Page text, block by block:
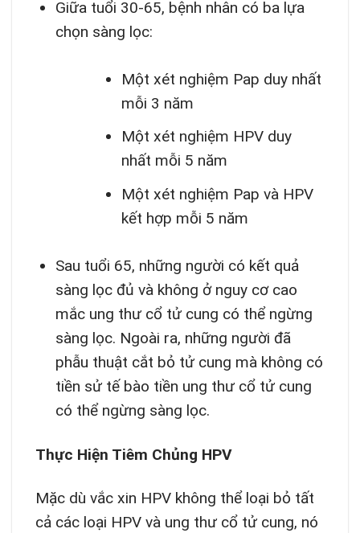
Giữa tuổi 30-65, bệnh nhân có ba lựa
chọn sàng lọc:
Một xét nghiệm Pap duy nhất
mỗi 3 năm
Một xét nghiệm HPV duy
nhất mỗi 5 năm
Một xét nghiệm Pap và HPV
kết hợp mỗi 5 năm
Sau tuổi 65, những người có kết quả
sàng lọc đủ và không ở nguy cơ cao
mắc ung thư cổ tử cung có thể ngừng
sàng lọc. Ngoài ra, những người đã
phẫu thuật cắt bỏ tử cung mà không có
tiền sử tế bào tiền ung thư cổ tử cung
có thể ngừng sàng lọc.
Thực Hiện Tiêm Chủng HPV
Mặc dù vắc xin HPV không thể loại bỏ tất
cả các loại HPV và ung thư cổ tử cung, nó